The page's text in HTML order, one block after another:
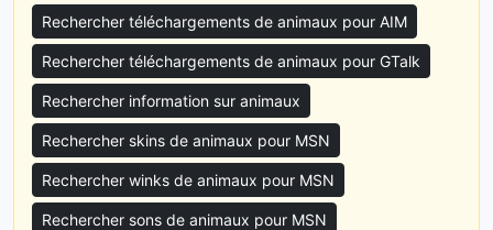
Rechercher téléchargements de animaux pour AIM
Rechercher téléchargements de animaux pour GTalk
Rechercher information sur animaux
Rechercher skins de animaux pour MSN
Rechercher winks de animaux pour MSN
Rechercher sons de animaux pour MSN